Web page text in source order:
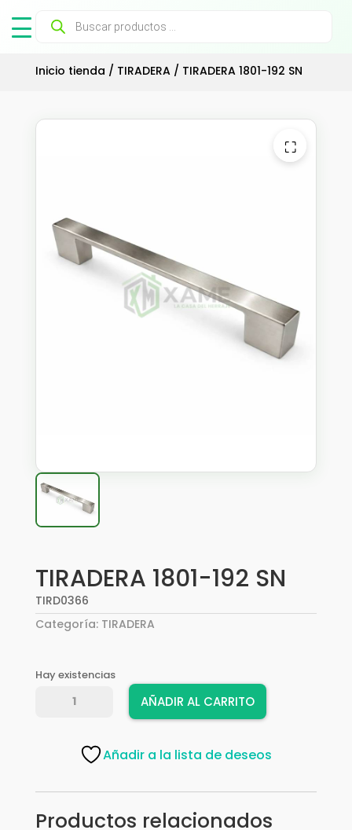
Búsqueda
productos
Inicio tienda / TIRADERA/ TIRADERA 1801-192 SN
⛶
TIRADERA 1801-192 SN
TIRD0366
Categoría: TIRADERA
Hay existencias
TIRADERA
cantidad
AÑADIR AL CARRITO
Añadir a la lista de deseos
Productos relacionados